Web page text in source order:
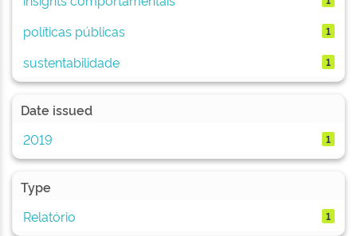
políticas públicas 1
sustentabilidade 1
Date issued
2019
1
Type
Relatório
1